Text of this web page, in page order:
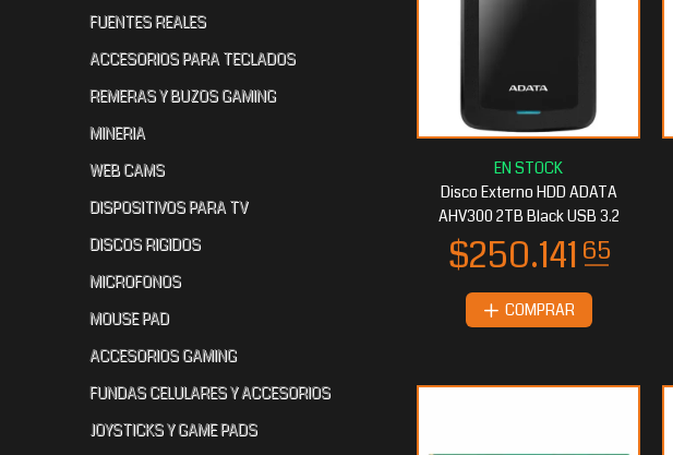
FUENTES REALES
ACCESORIOS PARA TECLADOS
REMERAS Y BUZOS GAMING
MINERIA
WEB CAMS
DISPOSITIVOS PARA TV
DISCOS RIGIDOS
MICROFONOS
MOUSE PAD
ACCESORIOS GAMING
FUNDAS CELULARES Y ACCESORIOS
JOYSTICKS Y GAME PADS
Disco Externo HDD ADATA
AHV300 2TB Black USB 3.2
COMPRAR
$19.42230 $19.422 30
$19.42230 20 $17.37705 $17.134 65